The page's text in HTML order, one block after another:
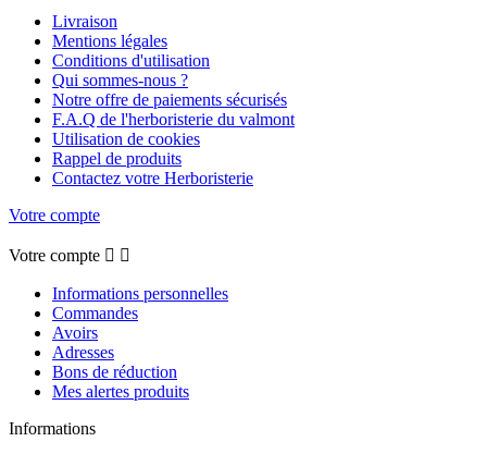
Livraison
Mentions légales
Conditions d'utilisation
Qui sommes-nous ?
Notre offre de paiements sécurisés
F.A.Q de l'herboristerie du valmont
Utilisation de cookies
Rappel de produits
Contactez votre Herboristerie
Votre compte
Votre compte  
Informations personnelles
Commandes
Avoirs
Adresses
Bons de réduction
Mes alertes produits
Informations